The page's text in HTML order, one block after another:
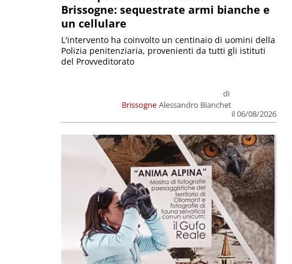
Brissogne: sequestrate armi bianche e
un cellulare
Brissogne
di
Alessandro Bianchet
il 06/08/2026
L'intervento ha coinvolto un centinaio di uomini della
Polizia penitenziaria, provenienti da tutti gli istituti
del Provveditorato